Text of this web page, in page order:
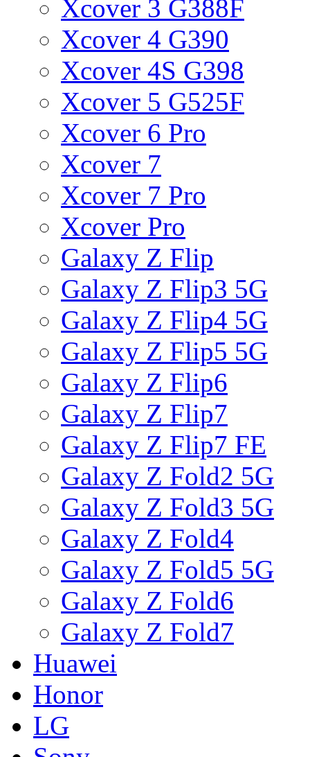
Xcover 3 G388F
Xcover 4 G390
Xcover 4S G398
Xcover 5 G525F
Xcover 6 Pro
Xcover 7
Xcover 7 Pro
Xcover Pro
Galaxy Z Flip
Galaxy Z Flip3 5G
Galaxy Z Flip4 5G
Galaxy Z Flip5 5G
Galaxy Z Flip6
Galaxy Z Flip7
Galaxy Z Flip7 FE
Galaxy Z Fold2 5G
Galaxy Z Fold3 5G
Galaxy Z Fold4
Galaxy Z Fold5 5G
Galaxy Z Fold6
Galaxy Z Fold7
Huawei
Honor
LG